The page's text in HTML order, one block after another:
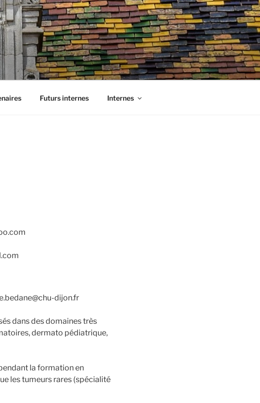
Futurs internes Internes
dijon.fr
dans des domaines très
dermato pédiatrique,
la formation en
les tumeurs rares (spécialité